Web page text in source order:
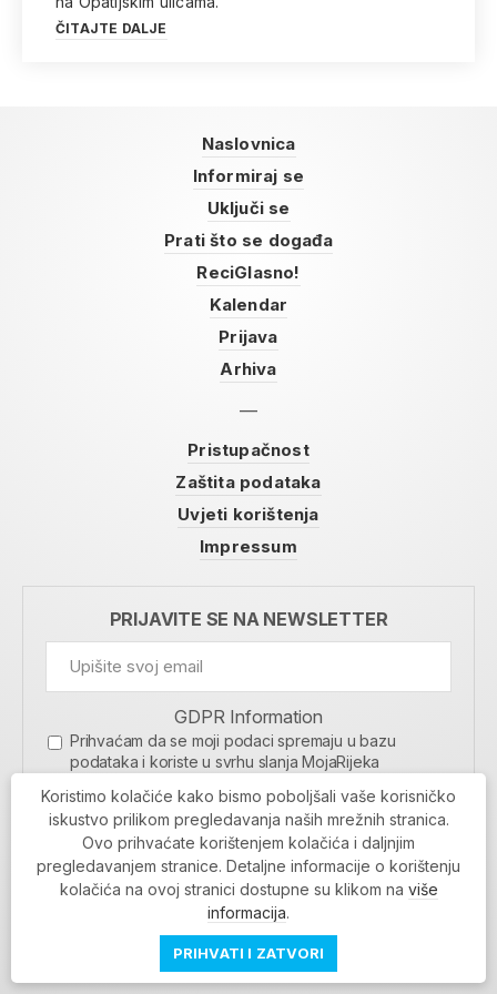
ČITAJTE DALJE
Naslovnica
Informiraj se
Uključi se
Prati što se događa
ReciGlasno!
Kalendar
Prijava
Arhiva
Pristupačnost
Zaštita podataka
Uvjeti korištenja
Impressum
PRIJAVITE SE NA NEWSLETTER
GDPR Information
Prihvaćam da se moji podaci spremaju u bazu
podataka i koriste u svrhu slanja MojaRijeka
MOJARIJEKA NEWSLETTER
PRIJAVI SE
Povratak na vrh
Koristimo kolačiće kako bismo poboljšali vaše korisničko
iskustvo prilikom pregledavanja naših mrežnih stranica.
Ovo prihvaćate korištenjem kolačića i daljnjim
pregledavanjem stranice. Detaljne informacije o korištenju
kolačića na ovoj stranici dostupne su klikom na više
informacija.
PRIHVATI I ZATVORI